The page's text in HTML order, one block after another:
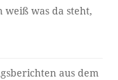
weiß was da steht,
aus dem